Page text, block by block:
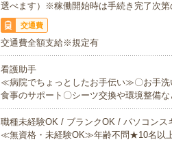
選べます）※稼働開始時は手続き完了次第
交通費
交通費全額支給※規定有
看護助手
≪病院でちょっとしたお手伝い≫〇お手洗
食事のサポート〇シーツ交換や環境整備
職種未経験OK / ブランクOK / パソコンス
≪無資格・未経験OK≫年齢不問★10名以